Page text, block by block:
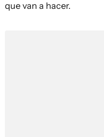
que van a hacer.